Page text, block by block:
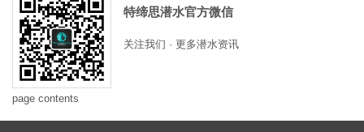
特缔思潜水官方微信
关注我们 · 更多潜水资讯
page contents